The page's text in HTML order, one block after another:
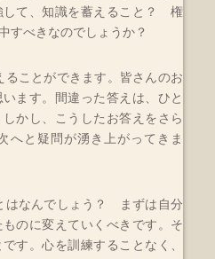
て、知識を蓄えること？ 権
すべきなのでしょうか？
ることができます。皆さんのお
ます。間違った答えは、ひと
かし、こうしたお答えをさら
へと疑問が湧き上がってきま
はなんでしょう？ まずは自分
のに変えていくべきです。そ
す。心を訓練することなく、